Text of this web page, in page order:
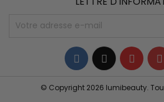
Facebook
Twitter
© Copyright 2026 lumibeauty.